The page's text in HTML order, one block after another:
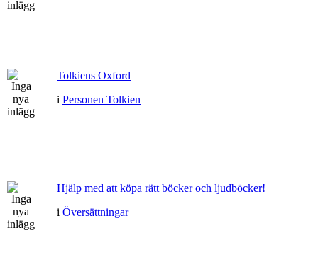
Tolkiens Oxford
i Personen Tolkien
Hjälp med att köpa rätt böcker och ljudböcker!
i Översättningar